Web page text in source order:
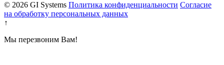
© 2026 GI Systems Политика конфиденциальности Согласие
на обработку персональных данных
↑
Мы перезвоним Вам!